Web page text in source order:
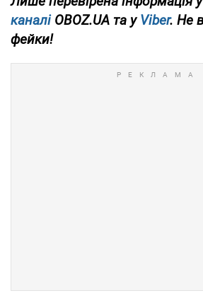
каналіOBOZ.UA та уViber. Не
фейки!